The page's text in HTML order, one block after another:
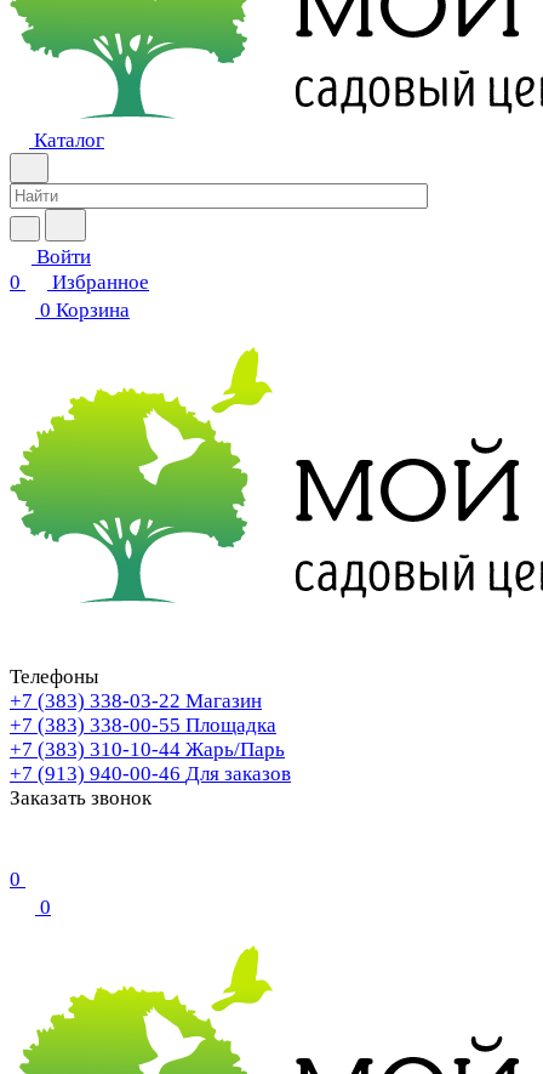
Каталог
Войти
0
Избранное
0 Корзина
Телефоны
+7 (383) 338-03-22 Магазин
+7 (383) 338-00-55 Площадка
+7 (383) 310-10-44 Жарь/Парь
+7 (913) 940-00-46 Для заказов
Заказать звонок
0
0